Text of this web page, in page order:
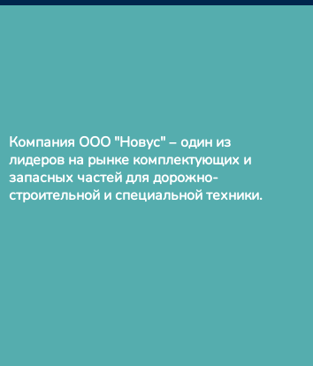
Компания ООО "Новус" – один из
лидеров на рынке комплектующих и
запасных частей для дорожно-
строительной и специальной техники.